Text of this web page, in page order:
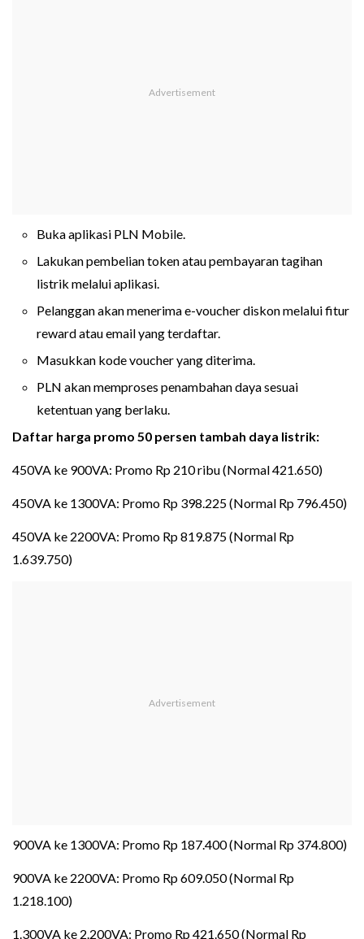
Buka aplikasi PLN Mobile.
Lakukan pembelian token atau pembayaran tagihan
listrik melalui aplikasi.
Pelanggan akan menerima e-voucher diskon melalui fitur
reward atau email yang terdaftar.
Masukkan kode voucher yang diterima.
PLN akan memproses penambahan daya sesuai
ketentuan yang berlaku.
Daftar harga promo 50 persen tambah daya listrik:
450VA ke 900VA: Promo Rp 210 ribu (Normal 421.650)
450VA ke 1300VA: Promo Rp 398.225 (Normal Rp 796.450)
450VA ke 2200VA: Promo Rp 819.875 (Normal Rp
1.639.750)
900VA ke 1300VA: Promo Rp 187.400 (Normal Rp 374.800)
900VA ke 2200VA: Promo Rp 609.050 (Normal Rp
1.218.100)
1.300VA ke 2.200VA: Promo Rp 421.650 (Normal Rp